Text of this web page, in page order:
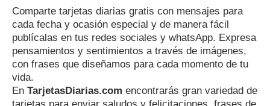
Comparte tarjetas diarias gratis con mensajes para
cada fecha y ocasión especial y de manera fácil
publícalas en tus redes sociales y whatsApp. Expresa
pensamientos y sentimientos a través de imágenes,
con frases que diseñamos para cada momento de tu
vida.
En TarjetasDiarias.com encontrarás gran variedad de